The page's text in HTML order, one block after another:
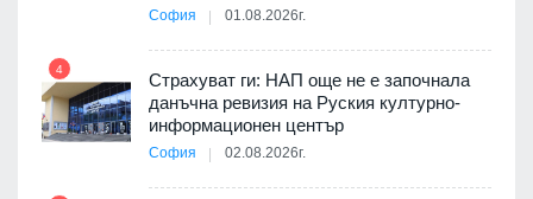
София 01.08.2026г.
4
Страхуват ги: НАП още не е започнала
данъчна ревизия на Руския културно-
информационен център
София 02.08.2026г.